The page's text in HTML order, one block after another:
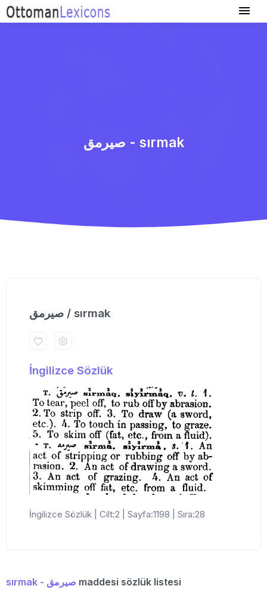
صیرمق - sırmak
صیرمق / sırmak
İngilizce Sözlük
İngilizce Sözlük | Cilt:2 | Sayfa:1198 | Sıra:28
sırmak - صیرمق maddesi sözlük listesi